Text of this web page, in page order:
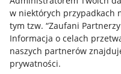
w niektórych przypadkach
tym tzw. “Zaufani
Informacja o celach
naszych partnerów
prywatności.
Jak to działa
Napisz do nas
Allegro Gadane dla